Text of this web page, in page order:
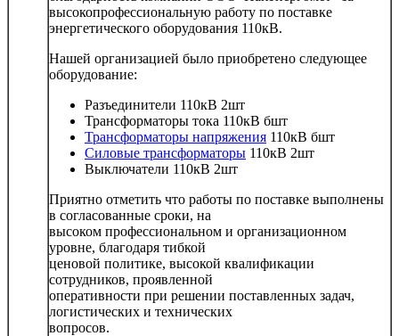
высокопрофессиональную работу по поставке
энергетического оборудования 110кВ.
Нашей организацией было приобретено следующее
оборудование:
Разъединители 110кВ 2шт
Трансформаторы тока 110кВ бшт
Трансформаторы напряжения 110кВ бшт
Силовые трансформаторы 110кВ 2шт
Выключатели 110кВ 2шт
Приятно отметить что работы по поставке выполнены
в согласованные сроки, на
высоком профессиональном и организационном
уровне, благодаря тибкой
ценовой политике, высокой квалификации
сотрудников, проявленной
оперативности при решении поставленных задач,
логистических и технических
вопросов.